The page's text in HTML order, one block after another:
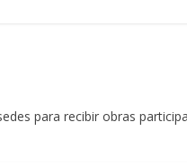
para recibir obras